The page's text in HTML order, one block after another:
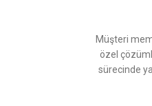
Bu ürüne benzer farklı
Müşteri
özel
sürecinde